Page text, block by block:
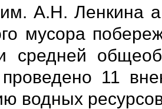
А.Н. Ленкина
мусора
средней
11
водных